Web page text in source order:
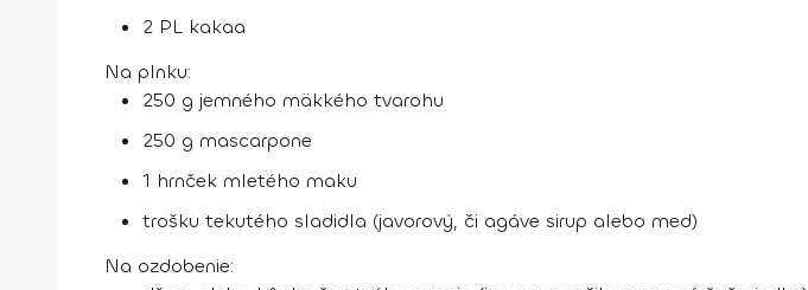
2 PL kakaa
Na plnku:
250 g jemného mäkkého tvarohu
250 g mascarpone
1 hrnček mletého maku
trošku tekutého sladidla (javorový, či agáve sirup alebo med)
Na ozdobenie: